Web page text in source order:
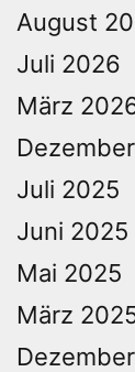
August
Juli 2026
März
Juli 2025
Juni 2025
Mai 2025
März